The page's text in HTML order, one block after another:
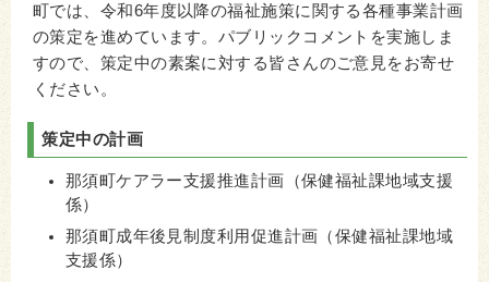
町では、令和6年度以降の福祉施策に関する各種事業計画
の策定を進めています。パブリックコメントを実施しま
すので、策定中の素案に対する皆さんのご意見をお寄せ
ください。
策定中の計画
那須町ケアラー支援推進計画（保健福祉課地域支援
係）
那須町成年後見制度利用促進計画（保健福祉課地域
支援係）